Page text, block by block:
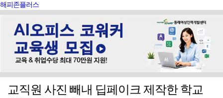
해피존플러스
교직원 사진 빼내 딥페이크 제작한 학교